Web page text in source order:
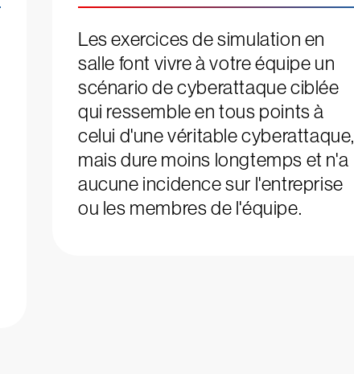
Les exercices de simulation en
salle font vivre à votre équipe un
scénario de cyberattaque ciblée
qui ressemble en tous points à
celui d'une véritable cyberattaque,
mais dure moins longtemps et n'a
aucune incidence sur l'entreprise
ou les membres de l'équipe.